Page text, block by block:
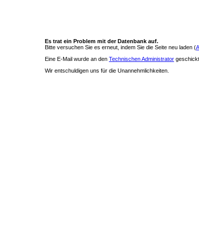
Es trat ein Problem mit der Datenbank auf.
Bitte versuchen Sie es erneut, indem Sie die Seite neu laden (
Eine E-Mail wurde an den Technischen Administrator
Wir entschuldigen uns für die Unannehmlichkeiten.